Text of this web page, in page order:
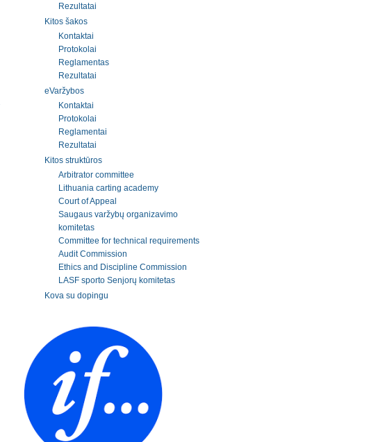
Rezultatai
Kitos šakos
Kontaktai
Protokolai
Reglamentas
Rezultatai
eVaržybos
Kontaktai
Protokolai
Reglamentai
Rezultatai
Kitos struktūros
Arbitrator committee
Lithuania carting academy
Court of Appeal
Saugaus varžybų organizavimo
komitetas
Committee for technical requirements
Audit Commission
Ethics and Discipline Commission
LASF sporto Senjorų komitetas
Kova su dopingu